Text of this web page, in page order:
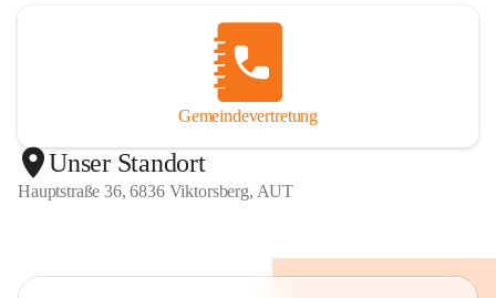
Gemeindevertretung
Unser Standort
Hauptstraße 36, 6836 Viktorsberg, AUT